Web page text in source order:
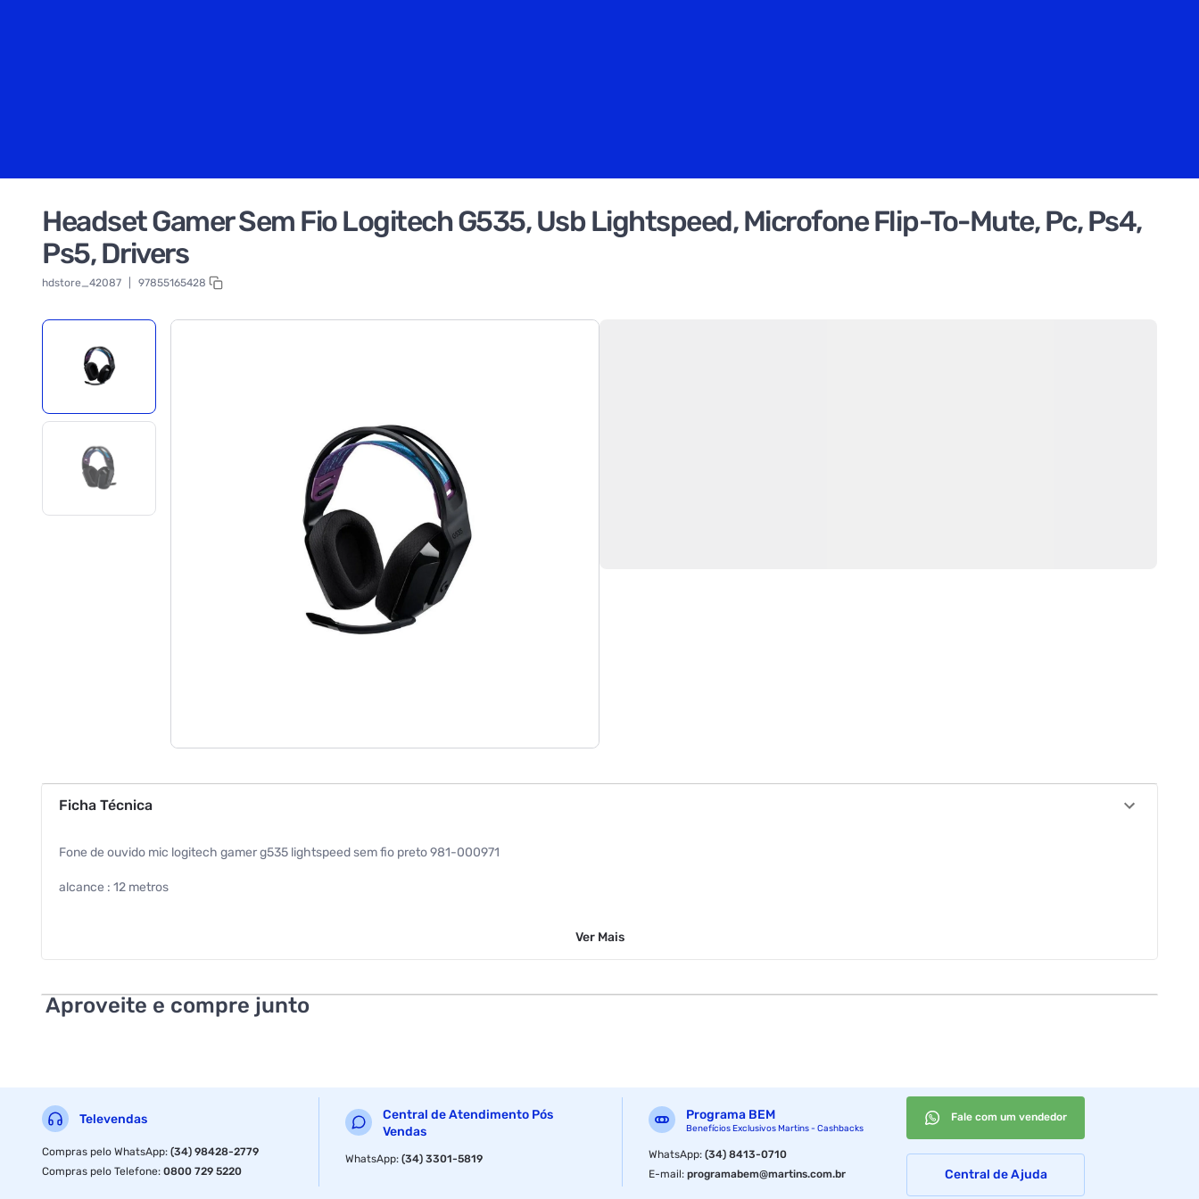
Headset Gamer Sem Fio Logitech G535, Usb Lightspeed, Microfone Flip-To-Mute, Pc, Ps4,
Ps5, Drivers
hdstore_42087 97855165428
Ficha Técnica
Fone de ouvido mic logitech gamer g535 lightspeed sem fio preto 981-000971
alcance : 12 metros
garantia com o fabricante : 02 anos
dimensao da embalagem (a / p / l) : 231.0mm / 91.0mm / 209.0mm
ean : 097855165428
anatel : 13950203229
Ver Mais
Aproveite e compre junto
Televendas
Compras pelo WhatsApp:(34) 98428-2779
Compras pelo Telefone:0800 729 5220
Central de Atendimento Pós
Vendas
WhatsApp:(34) 3301-5819
Programa BEM
Benefícios Exclusivos Martins - Cashbacks
WhatsApp:(34) 8413-0710
E-mail:programabem@martins.com.br
Fale com um vendedor
Central de Ajuda